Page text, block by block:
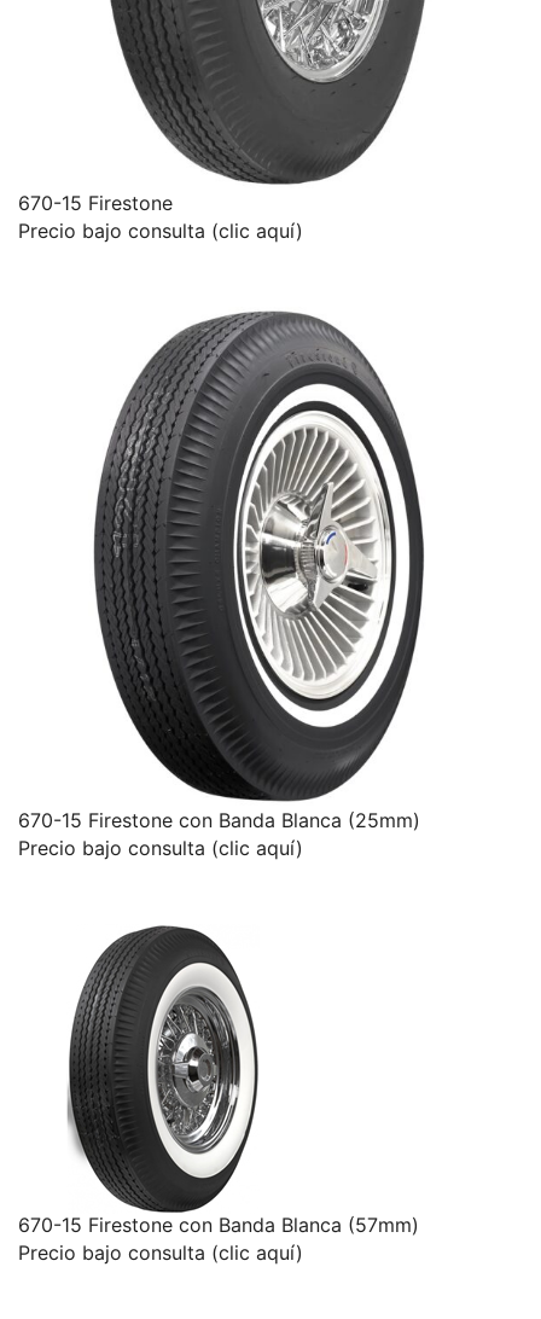
670-15 Firestone
Precio bajo consulta (clic aquí)
670-15 Firestone con Banda Blanca (25mm)
Precio bajo consulta (clic aquí)
670-15 Firestone con Banda Blanca (57mm)
Precio bajo consulta (clic aquí)